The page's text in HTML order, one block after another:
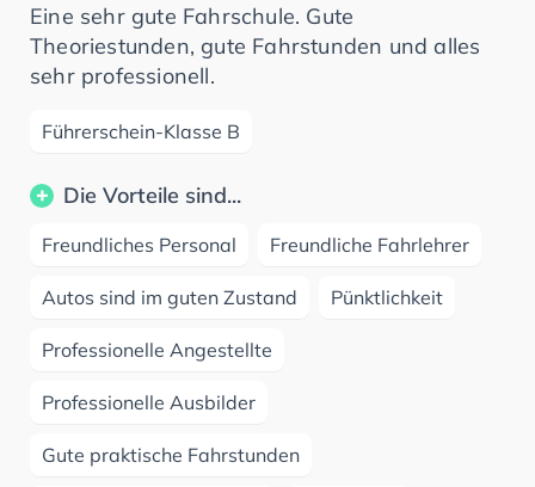
Eine sehr gute Fahrschule. Gute
Theoriestunden, gute Fahrstunden und alles
sehr professionell.
Führerschein-Klasse B
Die Vorteile sind...
Freundliches Personal Freundliche Fahrlehrer
Autos sind im guten Zustand Pünktlichkeit
Professionelle Angestellte
Professionelle Ausbilder
Gute praktische Fahrstunden